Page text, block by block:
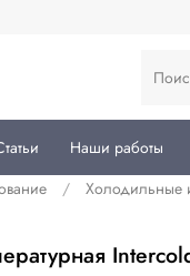
Наши работы
Холодильные